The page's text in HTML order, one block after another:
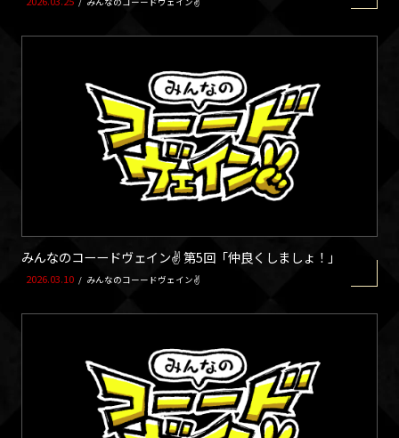
みんなのコーードヴェイン✌ 第5回「仲良くしましょ！」
2026.03.10 / みんなのコーードヴェイン✌